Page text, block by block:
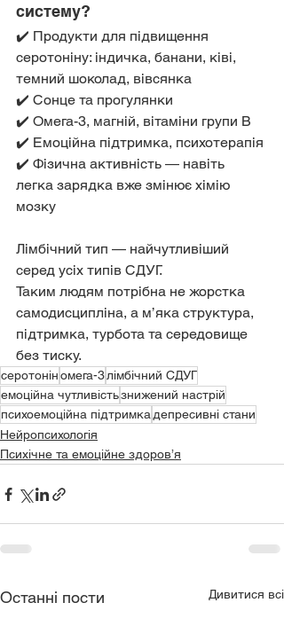
систему?
✔️ Продукти для підвищення
серотоніну: індичка, банани, ківі,
темний шоколад, вівсянка
✔️ Сонце та прогулянки
✔️ Омега-3, магній, вітаміни групи B
✔️ Емоційна підтримка, психотерапія
✔️ Фізична активність — навіть
легка зарядка вже змінює хімію
мозку
Лімбічний тип — найчутливіший
серед усіх типів СДУГ.
Таким людям потрібна не жорстка
самодисципліна, а м’яка структура,
підтримка, турбота та середовище
без тиску.
серотоніномега-3лімбічний СДУГ
емоційна чутливістьзнижений настрій
психоемоційна підтримка депресивні стани
Нейропсихологія
Психічне та емоційне здоров’я
Останні пости Дивитися всі